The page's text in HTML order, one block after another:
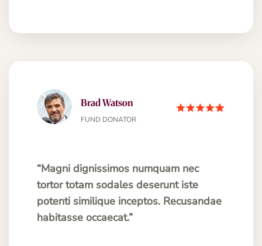
Brad Watson
FUND DONATOR
“Magni dignissimos numquam nec
tortor totam sodales deserunt iste
potenti similique inceptos. Recusandae
habitasse occaecat.”